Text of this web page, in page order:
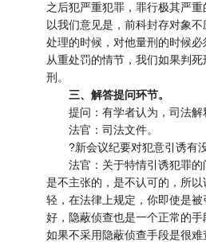
之后犯严重犯罪，罪行极其严
以我们意见是，前科封存对象
处理的时候，对他量刑的时候
从重处罚的情节，我们如果判
刑。
三、解答提问环节。
提问：有学者认为，司法解
法官：司法文件。
?新会议纪要对犯意引诱有
法官：关于特情引诱犯罪的
是不主张的，是不认可的，所
轻，在法律上规定，你即使是
好，隐蔽侦查也是一个正常的
如果不采用隐蔽侦查手段是很